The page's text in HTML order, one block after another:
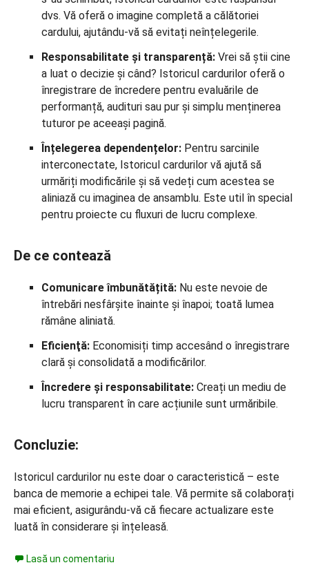
dvs. Vă oferă o imagine completă a călătoriei
cardului, ajutându-vă să evitați neînțelegerile.
Responsabilitate și transparență: Vrei să știi cine
a luat o decizie și când? Istoricul cardurilor oferă o
înregistrare de încredere pentru evaluările de
performanță, audituri sau pur și simplu menținerea
tuturor pe aceeași pagină.
Înțelegerea dependențelor: Pentru sarcinile
interconectate, Istoricul cardurilor vă ajută să
urmăriți modificările și să vedeți cum acestea se
aliniază cu imaginea de ansamblu. Este util în special
pentru proiecte cu fluxuri de lucru complexe.
De ce contează
Comunicare îmbunătățită: Nu este nevoie de
întrebări nesfârșite înainte și înapoi; toată lumea
rămâne aliniată.
Eficienţă: Economisiți timp accesând o înregistrare
clară și consolidată a modificărilor.
Încredere și responsabilitate: Creați un mediu de
lucru transparent în care acțiunile sunt urmăribile.
Concluzie:
Istoricul cardurilor nu este doar o caracteristică – este
banca de memorie a echipei tale. Vă permite să colaborați
mai eficient, asigurându-vă că fiecare actualizare este
luată în considerare și înțeleasă.
Lasă un comentariu